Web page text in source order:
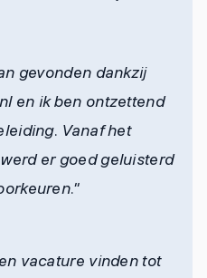
gevonden dankzij
en ik ben ontzettend
Vanaf het
er goed geluisterd
vacature vinden tot